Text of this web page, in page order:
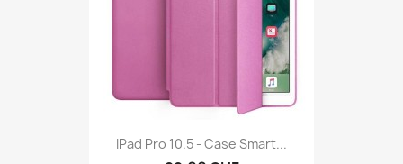
IPad Pro 10.5 - Case Smart...